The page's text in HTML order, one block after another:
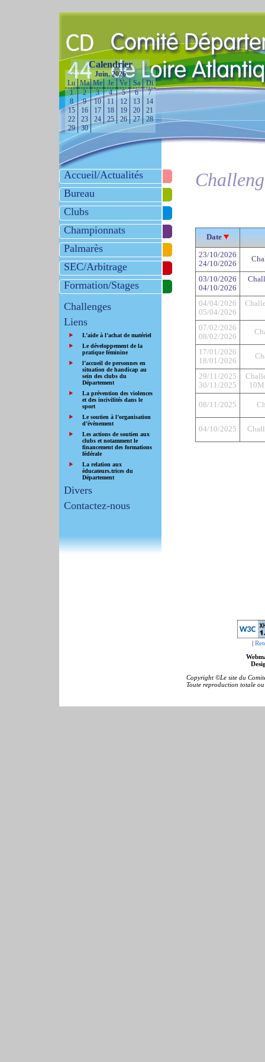
Calendrier
<< Juin. 2026
>>
Lu Ma Me Je Ve Sa
Di
1
2 3 4 5 6
7
8
9 10 11 12 13
14
15
16 17 18 19 20
21
22
23 24 25 26 27
28
29
30
Accueil/Actualités
Bureau
Clubs
Championnats
Palmarès
SEC/Arbitrage
Formation/Stages
Challenges
Liens
L’aide à l’achat de matériel
Le développement de la
pratique féminine
l’accueil de personnes en
situation de handicap au
sein des clubs du
Département
La prévention des violences
et des incivilités dans le
sport
Le soutien à l’organisation
d’évènement
Les actions de soutien aux
clubs et notamment le
financement des formations
fédérale
La relation aux
éducateurs.trices du
Département
Divers
Contactez-nous
Date
23/10/2026
24/10/2026
03/10/2026
04/10/2026
04/04/2026
05/04/2026
07/02/2026
08/02/2026
17/01/2026
18/01/2026
29/11/2025
30/11/2025
08/11/2025
04/10/2025
|
Copyright ©Le site du
Toute reproduction totale